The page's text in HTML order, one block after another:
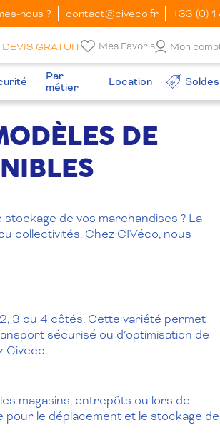
nous ? contact@civeco.fr +33 (0) 1
DEVIS GRATUIT Mes Favoris Mon
Par
métier
Location Soldes
DE
de vos marchandises ? La
collectivités. Chez CIVéco, nous
3 ou 4 côtés. Cette variété permet
sécurisé ou d’optimisation de
Civeco.
magasins, entrepôts ou lors de
le déplacement et le stockage de